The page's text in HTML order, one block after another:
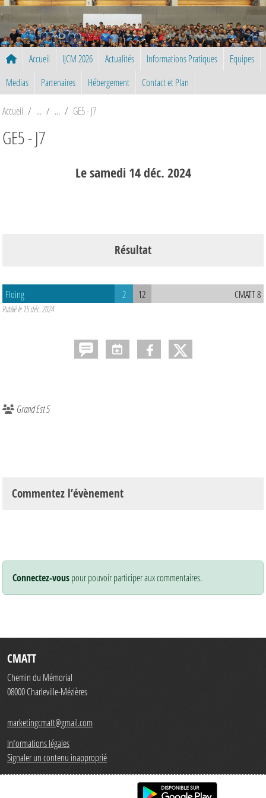
Accueil IJCM 2026 Actualités Informations Pratiques
Equipes
Medias
Partenaires Hébergement Contact et Plan
Accueil GE5 - J7
GE5 - J7
Lesamedi14déc.2024
Résultat
Floing 2 12 CMATT 8
Publié le 15 déc. 2024
Grand Est 5
Commentez l’évènement
Connectez-vouspour pouvoir participer aux commentaires.
CMATT
Chemin du Mémorial
08000Charleville-Mézières
marketingcmatt@gmail.com
Informations légales
Signaler un contenu inapproprié
Panneau de gestion des cookies